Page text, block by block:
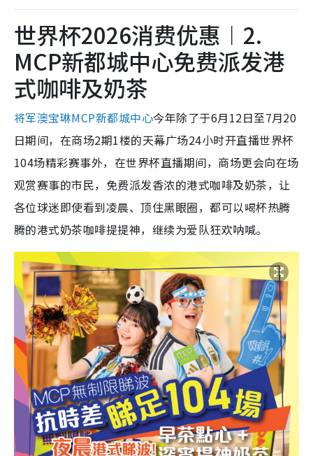
世界杯2026消费优惠︱2.
MCP新都城中心免费派发港
式咖啡及奶茶
将军澳宝琳MCP新都城中心今年除了于6月12日至7月20
日期间，在商场2期1楼的天幕广场24小时开直播世界杯
104场精彩赛事外，在世界杯直播期间，商场更会向在场
观赏赛事的市民，免费派发香浓的港式咖啡及奶茶，让
各位球迷即使看到凌晨、顶住黑眼圈，都可以喝杯热腾
腾的港式奶茶咖啡提提神，继续为爱队狂欢呐喊。